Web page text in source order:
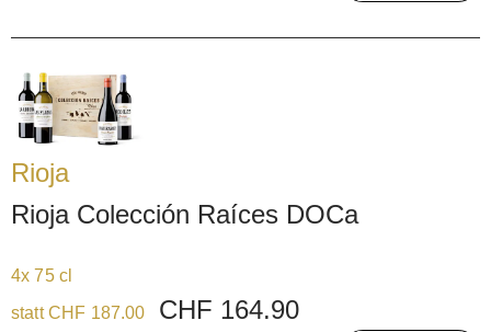
Rioja
Rioja Colección Raíces DOCa
4x 75 cl
statt CHF 187.00
CHF 164.90